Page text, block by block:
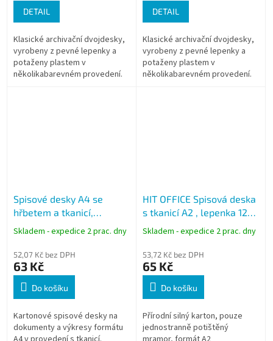
DETAIL
Klasické archivační dvojdesky,
vyrobeny z pevné lepenky a
potaženy plastem v
několikabarevném provedení.
DETAIL
Klasické archivační dvojdesky,
vyrobeny z pevné lepenky a
potaženy plastem v
několikabarevném provedení.
Spisové desky A4 se
hřbetem a tkanicí,
mramor
Skladem - expedice 2 prac. dny
52,07 Kč bez DPH
63 Kč
Do košíku
Kartonové spisové desky na
dokumenty a výkresy formátu
HIT OFFICE Spisová deska
s tkanicí A2 , lepenka 1250
g
Skladem - expedice 2 prac. dny
53,72 Kč bez DPH
65 Kč
Do košíku
Přírodní silný karton, pouze
jednostranně potištěný